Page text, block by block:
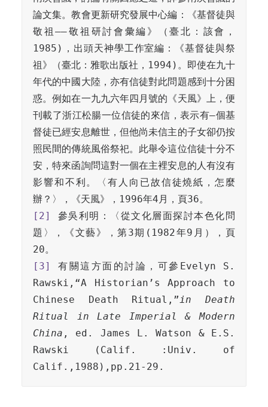
論文集。教會更新研究發展中心編：《基督徒與
敬祖——敬祖研討會彙編》（臺北：該會，
1985)，出頭天神學工作室編：《基督徒與祭
祖》（臺北：雅歌出版社，1994)。即使在九十
年代的中國大陸，亦有信徒對此問題感到十分困
惑。例如在一九九六年四月號的《天風》上，便
刊載了浙江松腸一位信徒的來信，表示有—個基
督徒已經安息離世，但他尚未信主的子女卻仍按
照民間的傳統風俗祭祀。此舉令這位信徒十分不
安，特來函詢問這對一個在主裡安息的人有沒有
影響和不利。〈有人向已故信徒燒紙，怎麼
[2]
參吳利明：〈從文化層面探討本色化問
題〉，《文藝》，第3期(1982年9月），頁
[3]
有關這方面的討論，可參Evelyn S.
Rawski,“A Historian’s Approach to
Chinese Death Ritual,”in Death
Ritual in Late Imperial & Modern
China , ed. James L. Watson & E.S.
Rawski (Calif. :Univ. of
Calif.,1988),pp.21-29.